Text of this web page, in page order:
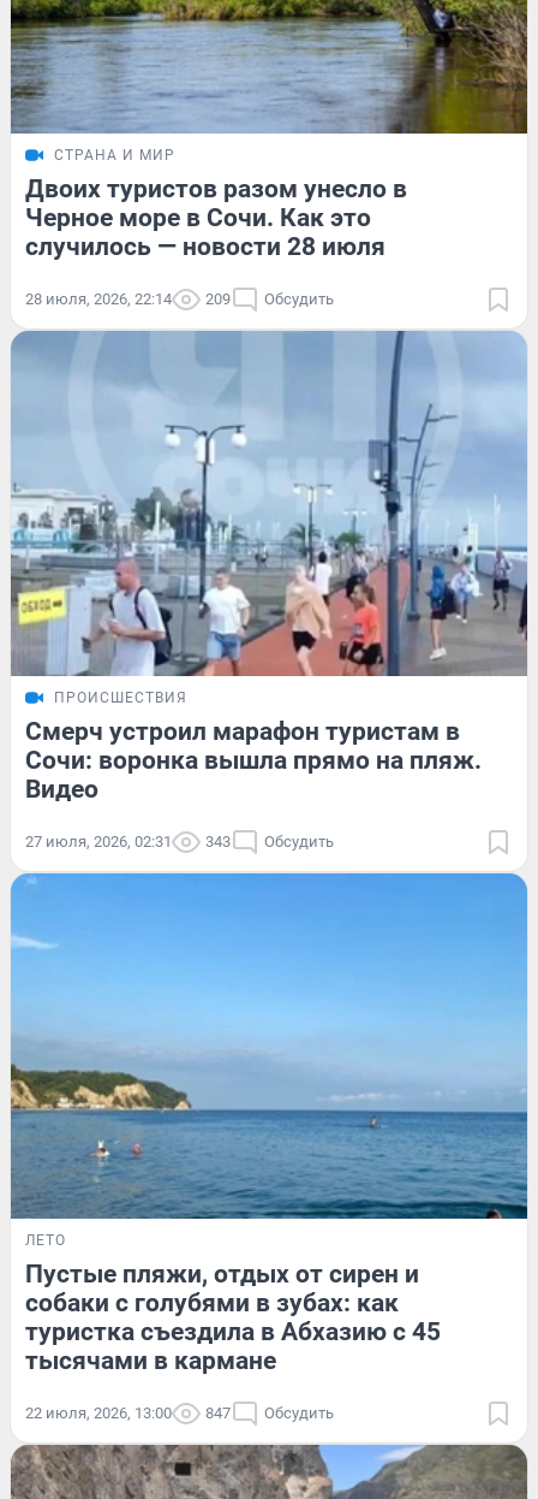
СТРАНА И МИР
Двоих туристов разом унесло в
Черное море в Сочи. Как это
случилось — новости 28 июля
28 июля, 2026, 22:14 209 Обсудить
ПРОИСШЕСТВИЯ
Смерч устроил марафон туристам в
Сочи: воронка вышла прямо на пляж.
Видео
27 июля, 2026, 02:31 343 Обсудить
ЛЕТО
Пустые пляжи, отдых от сирен и
собаки с голубями в зубах: как
туристка съездила в Абхазию с 45
тысячами в кармане
22 июля, 2026, 13:00 847 Обсудить